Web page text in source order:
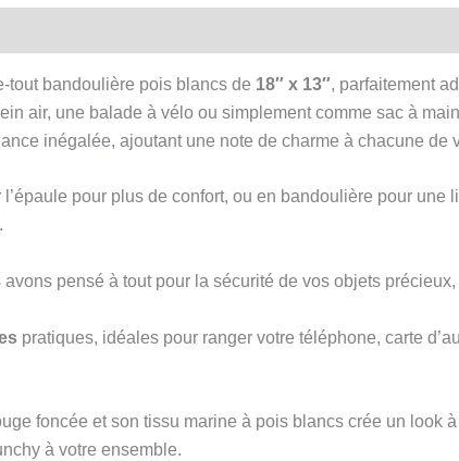
marine
tout bandoulière pois blancs de 18″ x 13″, parfaitement
air, une balade à vélo ou simplement comme sac à
inégalée, ajoutant une note de charme à chacune de
pour plus de confort, ou en bandoulière pour une
pensé à tout pour la sécurité de vos objets
pratiques, idéales pour ranger votre téléphone, carte
foncée et son tissu marine à pois blancs crée un look
à votre ensemble.